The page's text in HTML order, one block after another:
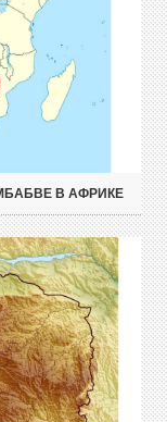
В АФРИКЕ